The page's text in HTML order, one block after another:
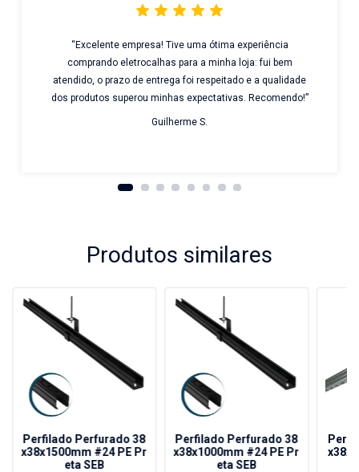
“Excelente empresa! Tive uma ótima experiência
comprando eletrocalhas para a minha loja: fui bem
atendido, o prazo de entrega foi respeitado e a qualidade
dos produtos superou minhas expectativas. Recomendo!”
Guilherme S.
Produtos similares
Perfilado Perfurado 38
x38x1500mm #24 PE Pr
eta SEB
Perfilado Perfurado 38
x38x1000mm #24 PE Pr
eta SEB